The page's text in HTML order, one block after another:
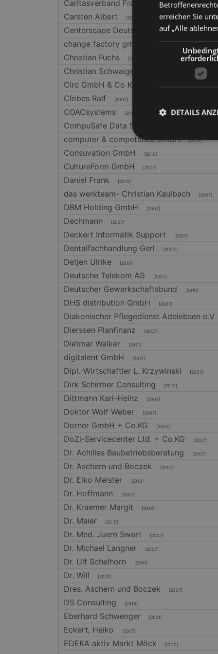
Caritasverband Frankfurt e.V[2007]
Carsten Albert [2007]
Centerscape Deutschland GmbH[2007]
change factory gmbh
Christian Fuchs [2007]
Christian Schwaiger GmbH
Circ GmbH & Co KG [2013]
Clobes Ralf [2007]
COACsystems [2010]
CompuSafe Data Systems AG
computer & competence GmbH[2010]
Consuvation GmbH [2010]
CultureForm GmbH [2007]
Daniel Frank [2010]
das werkteam- Christian Kaulbach [2007]
DBM Holding GmbH [2007]
Dechmann [2007]
Deckert Informatik Support [2007]
Dentalfachhandlung Gerl [2007]
Detjen Ulrike [2010]
Deutsche Telekom AG [2007]
Deutscher Gewerkschaftsbund [2010]
DHS distribution GmbH [2007]
Diakonischer Pflegedienst Adelebsen e.V
Dierssen Planfinanz [2007]
Dietmar Walker [2021]
digitalent GmbH [2021]
Dipl.-Wirtschaftler L. Krzywinski [2007]
Dirk Schirmer Consulting [2010]
Dittmann Karl-Heinz [2007]
Doktor Wolf Weber [2007]
Dorner GmbH + Co.KG [2007]
DoZi-Servicecenter Ltd. + Co.KG [2007]
Dr. Achilles Baubetriebsberatung [2007]
Dr. Aschern und Boczek [2007]
Dr. Eiko Meister [2013]
Dr. Hoffmann [2007]
Dr. Kraemer Margit [2010]
Dr. Maier [2010]
Dr. Med. Juern Swart [2007]
Dr. Michael Langner [2007]
Dr. Ulf Schelhorn [2010]
Dr. Will [2010]
Dres. Aschern und Boczek [2007]
DS Consulting [2013]
Eberhard Schwenger [2021]
Eckert, Heiko [2007]
EDEKA aktiv Markt Möck [2010]
erreichen Sie
auf „Alle
DETAILS
Unbedingt
Kontoverwaltung.
SRM_B
ANONCHK
_rdt_uuid
_clck